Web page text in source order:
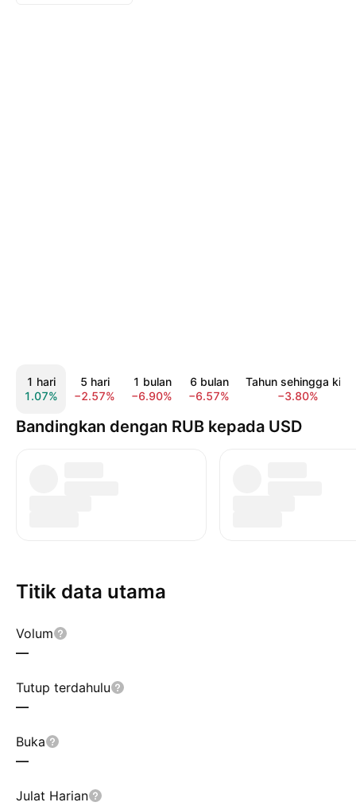
1 hari
1.07%
5 hari
−2.57%
1 bulan
−6.90%
6 bulan
−6.57%
Tahun sehingga kini
−3.80%
Bandingkan dengan RUB kepada USD
Titik data utama
Volum
—
Tutup terdahulu
—
Buka
—
Julat Harian